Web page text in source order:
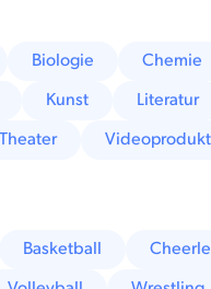
Biologie Chemie
Kunst Literatur
Theater
Basketball